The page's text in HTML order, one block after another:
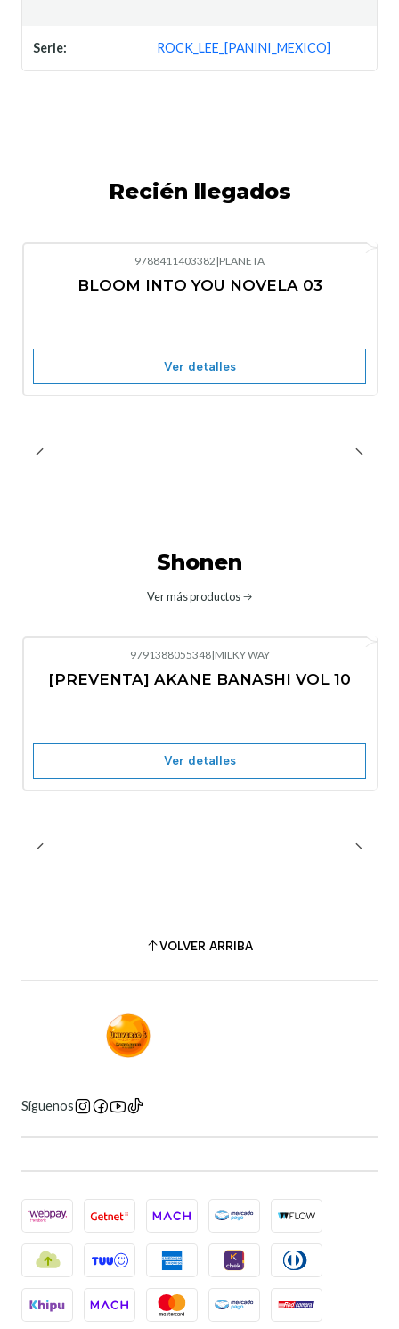
Serie: ROCK_LEE_[PANINI_MEXICO]
Recién llegados
Nuevo
9788411403382 |PLANETA
BLOOM INTO YOU NOVELA 03
Ver detalles
Shonen
Ver más productos
No disponible
9791388055348|MILKY WAY
[PREVENTA] AKANE BANASHI VOL 10
Ver detalles
VOLVER ARRIBA
Síguenos